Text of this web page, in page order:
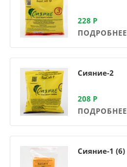
228 Р
ПОДРОБНЕЕ
Сияние-2
208 Р
ПОДРОБНЕЕ
Сияние-1 (6)